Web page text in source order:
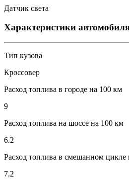
Датчик света
Характеристики
Тип кузова
Кроссовер
Расход топлива в городе на 100 км
9
Расход топлива на шоссе на 100 км
6.2
Расход топлива в смешанном цикле
7.2